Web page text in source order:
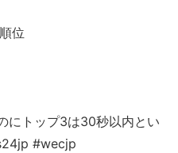
位
にトップ3は30秒以内とい
#wecjp